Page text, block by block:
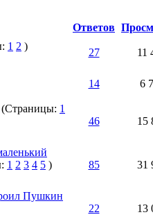
Ответов
1 2 )
27 11
14 6
(Страницы: 1
46 15
1 2 3 4 5 )
85 31
Пушкин
22 13